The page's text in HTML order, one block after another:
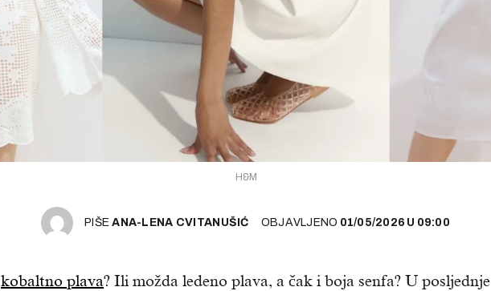
H&M
PIŠEANA-LENA CVITANUŠIĆ OBJAVLJENO 01/05/2026 U 09:00
kobaltno plava? Ili možda ledeno plava, a čak i boja senfa? U posljednje